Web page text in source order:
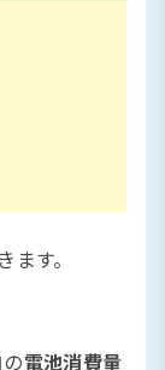
す。
電池消費量